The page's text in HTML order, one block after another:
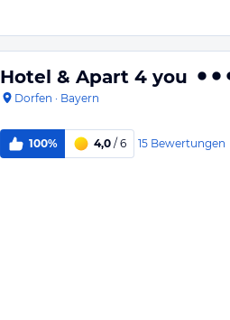
Hotel & Apart 4 you
Dorfen · Bayern
100% 4,0 / 6 15 Bewertungen